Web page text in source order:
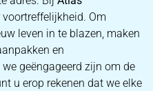
Om
leven in te blazen, maken
en
geëngageerd zijn om de
u erop rekenen dat we elke